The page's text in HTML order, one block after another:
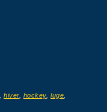
,hiver, hockey, luge